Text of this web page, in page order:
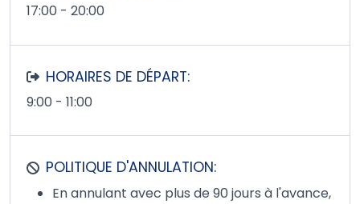
17:00 - 20:00
HORAIRES DE DÉPART:
9:00 - 11:00
POLITIQUE D'ANNULATION:
En annulant avec plus de 90 jours à l'avance,